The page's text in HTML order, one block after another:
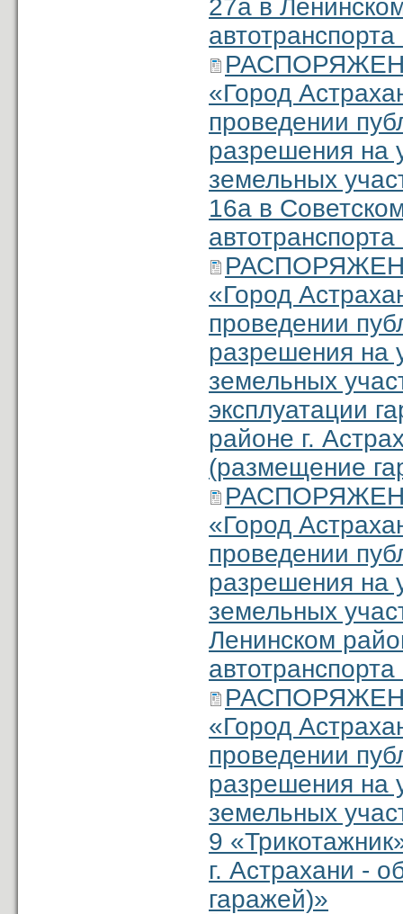
27а в
«Город
проведении
разрешения на
земельных
16а в
«Город
проведении
разрешения на
земельных
эксплуатации
районе г.
(размещение
«Город
проведении
разрешения на
земельных
Ленинском
«Город
проведении
разрешения на
земельных
9
г. Астрахани -
гаражей)»